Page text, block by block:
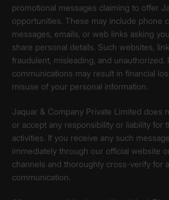
promotional messages claiming to offer
opportunities. These may include phone
messages, emails, or web links asking
share personal details. Such websites,
fraudulent, misleading, and unauthorized.
communications may result in financial
misuse of your personal information.
Jaquar & Company Private Limited does
or accept any responsibility or liability for
activities. If you receive any such
immediately through our official website
channels and thoroughly cross-verify for
communication.